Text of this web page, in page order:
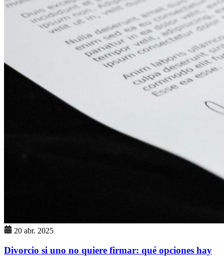
20 abr. 2025
Divorcio si uno no quiere firmar: qué opciones hay